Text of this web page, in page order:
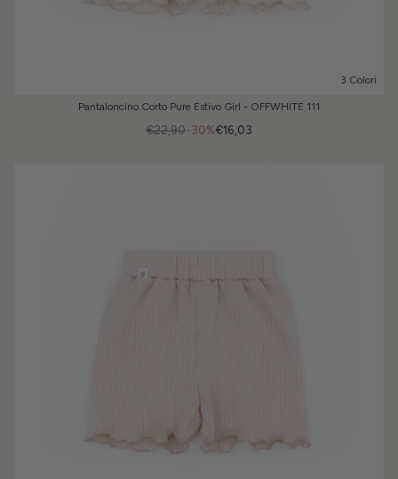
3 Colori
Pantaloncino Corto Pure Estivo Girl - OFFWHITE 111
-30%
€22,90 €16,03